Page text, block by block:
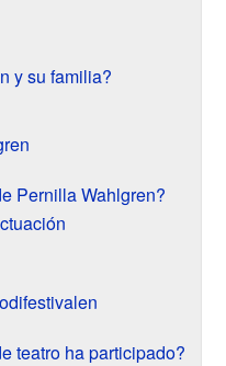
y su familia?
Pernilla Wahlgren?
teatro ha participado?